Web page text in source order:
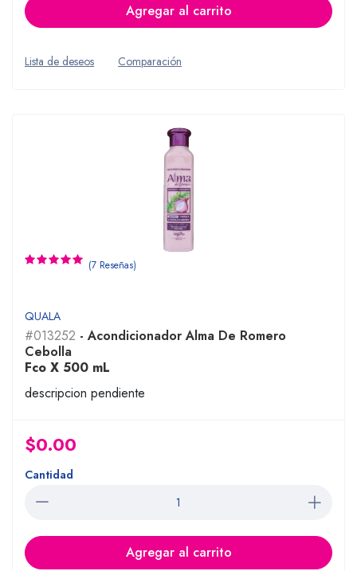
Agregar al carrito
Lista de deseos Comparación
(7 Reseñas)
QUALA
#013252 - Acondicionador Alma De Romero
Cebolla
Fco X 500 mL
descripcion pendiente
$0.00
Cantidad
Agregar al carrito